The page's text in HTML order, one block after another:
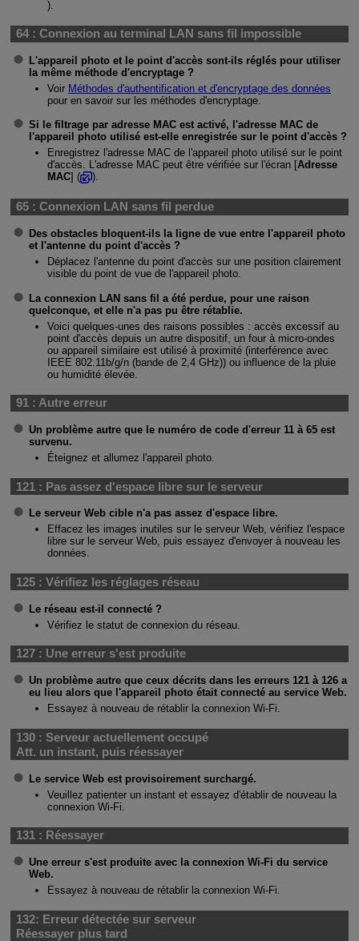
).
64 :Connexion au terminal LAN sans fil impossible
L'appareil photo et le point d'accès sont-ils réglés pour utiliser
la même méthode d'encryptage ?
Voir Méthodes d'authentification et d'encryptage des données
pour en savoir sur les méthodes d'encryptage.
Si le filtrage par adresse MAC est activé, l'adresse MAC de
l'appareil photo utilisé est-elle enregistrée sur le point d'accès ?
Enregistrez l'adresse MAC de l'appareil photo utilisé sur le point
d'accès. L'adresse MAC peut être vérifiée sur l'écran [Adresse
MAC] ( ).
65 :Connexion LAN sans fil perdue
Des obstacles bloquent-ils la ligne de vue entre l'appareil photo
et l'antenne du point d'accès ?
Déplacez l'antenne du point d'accès sur une position clairement
visible du point de vue de l'appareil photo.
La connexion LAN sans fil a été perdue, pour une raison
quelconque, et elle n'a pas pu être rétablie.
Voici quelques-unes des raisons possibles : accès excessif au
point d'accès depuis un autre dispositif, un four à micro-ondes
ou appareil similaire est utilisé à proximité (interférence avec
IEEE 802.11b/g/n (bande de 2,4 GHz)) ou influence de la pluie
ou humidité élevée.
91 : Autre erreur
Un problème autre que le numéro de code d'erreur 11 à 65 est
survenu.
Éteignez et allumez l'appareil photo.
121 : Pas assez d'espace libre sur le serveur
Le serveur Web cible n'a pas assez d'espace libre.
Effacez les images inutiles sur le serveur Web, vérifiez l'espace
libre sur le serveur Web, puis essayez d'envoyer à nouveau les
données.
125 :Vérifiez les réglages réseau
Le réseau est-il connecté ?
Vérifiez le statut de connexion du réseau.
127 : Une erreur s'est produite
Un problème autre que ceux décrits dans les erreurs 121 à 126 a
eu lieu alors que l'appareil photo était connecté au service Web.
Essayez à nouveau de rétablir la connexion Wi-Fi.
130 : Serveur actuellement occupé
Att. un instant, puis réessayer
Le service Web est provisoirement surchargé.
Veuillez patienter un instant et essayez d'établir de nouveau la
connexion Wi-Fi
131 : Réessayer
Une erreur s'est produite avec la connexion Wi-Fi du service
Web.
Essayez à nouveau de rétablir la connexion Wi-Fi.
132: Erreur détectée sur serveur
Réessayer plus tard